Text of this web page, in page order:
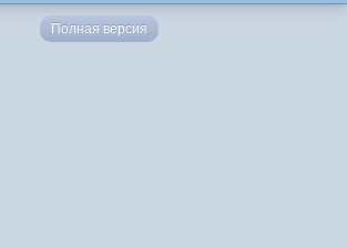
Полная версия